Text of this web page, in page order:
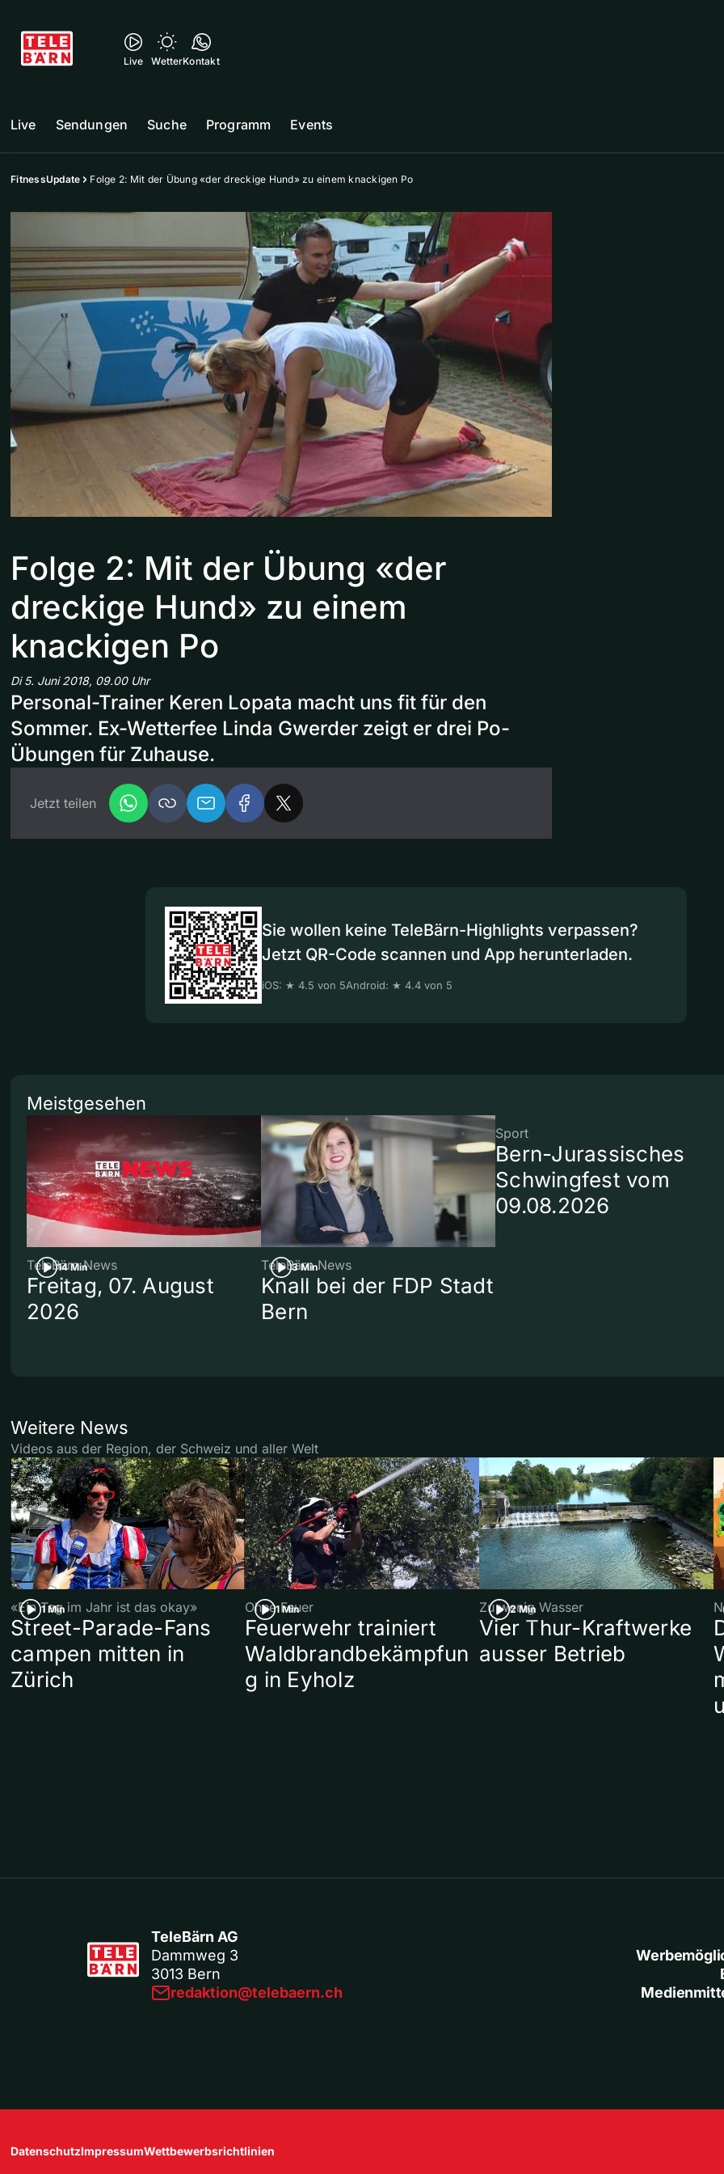
Live WetterKontakt
Live Sendungen Suche Programm Events
FitnessUpdate Folge 2: Mit der Übung «der dreckige Hund» zu einem knackigen Po
Folge 2: Mit der Übung «der
dreckige Hund» zu einem
knackigen Po
Di 5. Juni 2018, 09.00 Uhr
Personal-Trainer Keren Lopata macht uns fit für den
Sommer. Ex-Wetterfee Linda Gwerder zeigt er drei Po-
Übungen für Zuhause.
Jetzt teilen
Sie wollen keine TeleBärn-Highlights verpassen?
Jetzt QR-Code scannen und App herunterladen.
iOS: ★ 4.5 von 5Android: ★ 4.4 von 5
Meistgesehen
14 Min
TeleBärn News
Freitag, 07. August
2026
3 Min
TeleBärn News
Knall bei der FDP Stadt
Bern
Sport
Bern-Jurassisches
Schwingfest vom
09.08.2026
Weitere News
Videos aus der Region, der Schweiz und aller Welt
1 Min
«Ein Tag im Jahr ist das okay»
Street-Parade-Fans
campen mitten in
Zürich
1 Min
Ohne Feuer
Feuerwehr trainiert
Waldbrandbekämpfun
g in Eyholz
2 Min
Zu wenig Wasser
Vier Thur-Kraftwerke
ausser Betrieb
TeleBärn AG
Dammweg 3
3013 Bern
redaktion@telebaern.ch
DatenschutzImpressumWettbewerbsrichtlinien